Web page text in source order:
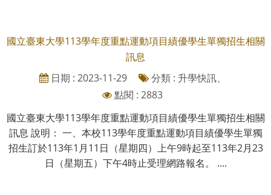
國立臺東大學113學年度重點運動項目績優學生單獨招生相關
訊息
日期 : 2023-11-29
分類 : 升學快訊、
點閱 : 2883
國立臺東大學113學年度重點運動項目績優學生單獨招生相關
訊息 說明： 一、本校113學年度重點運動項目績優學生單獨
招生訂於113年1月11日（星期四）上午9時起至113年2月23
日（星期五）下午4時止受理網路報名。 ....